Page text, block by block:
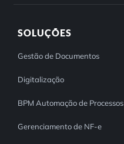
SOLUÇÕES
Gestão de Documentos
Digitalização
BPM Automação de Processos
Gerenciamento de NF-e